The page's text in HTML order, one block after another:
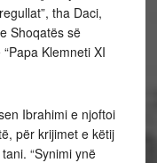
tha Daci,
Shoqatës së
Klemneti XI
Ibrahimi e njoftoi
për krijimet e këtij
“Synimi ynë